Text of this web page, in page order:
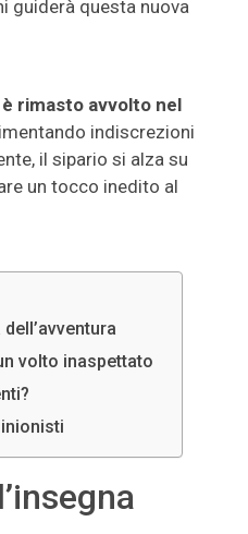
guiderà questa nuova
rimasto avvolto nel
indiscrezioni
il sipario si alza su
un tocco inedito al
dell’avventura
volto inaspettato